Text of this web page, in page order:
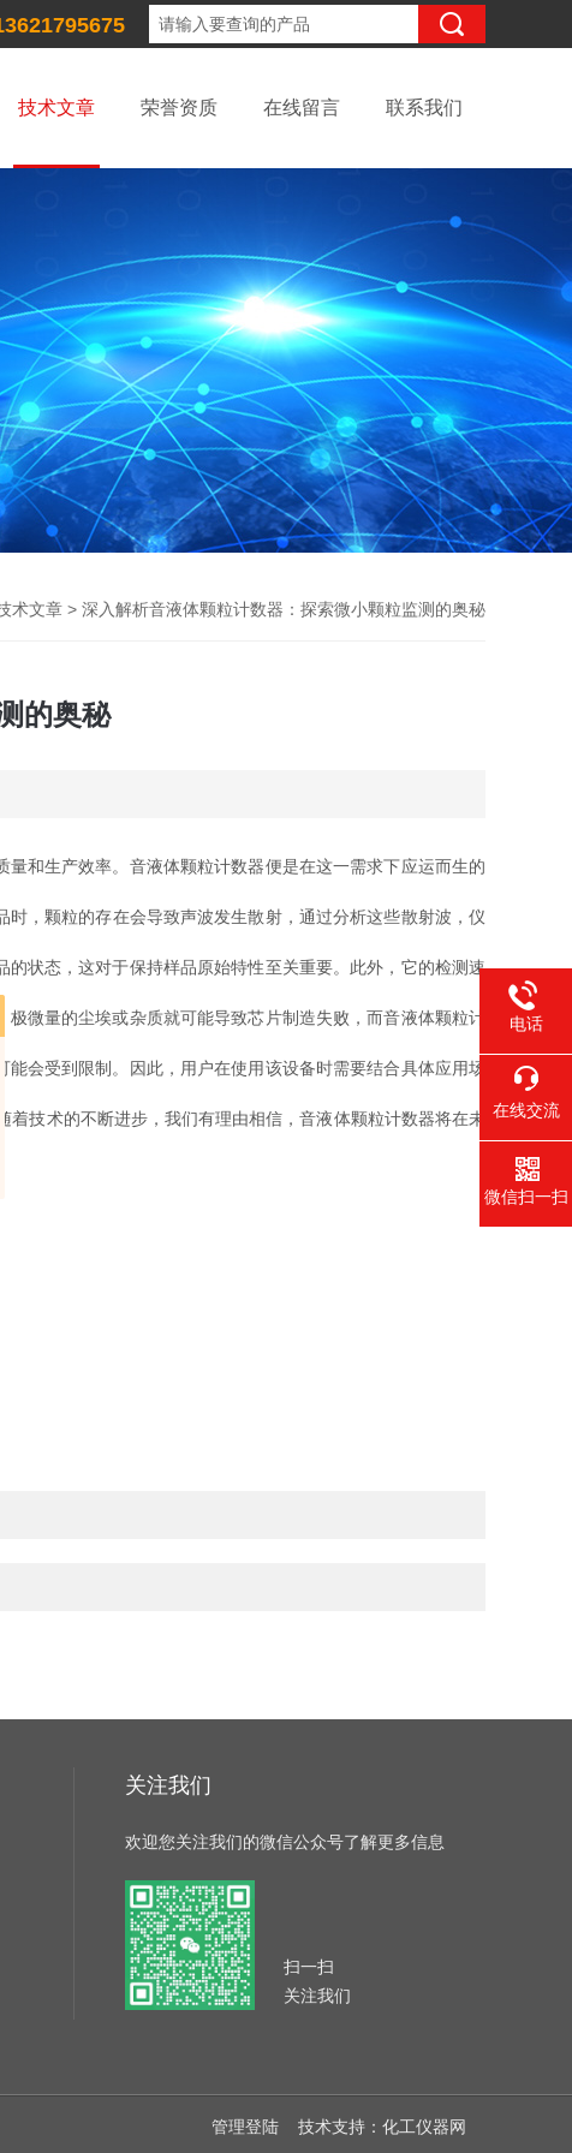
技术文章 荣誉资质 在线留言 联系我们
术文章 > 深入解析音液体颗粒计数器：探索微小颗粒监测的奥秘
的奥秘
和生产效率。音液体颗粒计数器便是在这一需求下应运而生的
，颗粒的存在会导致声波发生散射，通过分析这些散射波，仪
状态，这对于保持样品原始特性至关重要。此外，它的检测速
微量的尘埃或杂质就可能导致芯片制造失败，而音液体颗粒计
会受到限制。因此，用户在使用该设备时需要结合具体应用场
技术的不断进步，我们有理由相信，音液体颗粒计数器将在未
关注我们
欢迎您关注我们的微信公众号了解更多信息
扫一扫
关注我们
管理登陆 技术支持： 化工仪器网
电话
在线交流
微信扫一扫